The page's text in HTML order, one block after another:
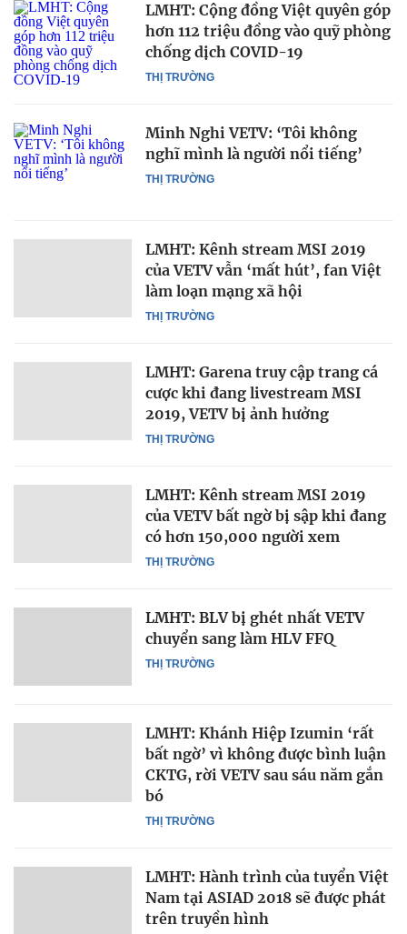
THỊ TRƯỜNG
LMHT: Cộng đồng Việt quyên góp
hơn 112 triệu đồng vào quỹ phòng
chống dịch COVID-19
THỊ TRƯỜNG
Minh Nghi VETV: ‘Tôi không
nghĩ mình là người nổi tiếng’
THỊ TRƯỜNG
LMHT: Kênh stream MSI 2019
của VETV vẫn ‘mất hút’, fan Việt
làm loạn mạng xã hội
THỊ TRƯỜNG
LMHT: Garena truy cập trang cá
cược khi đang livestream MSI
2019, VETV bị ảnh hưởng
THỊ TRƯỜNG
LMHT: Kênh stream MSI 2019
của VETV bất ngờ bị sập khi đang
có hơn 150,000 người xem
THỊ TRƯỜNG
LMHT: BLV bị ghét nhất VETV
chuyển sang làm HLV FFQ
THỊ TRƯỜNG
LMHT: Khánh Hiệp Izumin ‘rất
bất ngờ’ vì không được bình luận
CKTG, rời VETV sau sáu năm gắn
bó
LMHT: Hành trình của tuyển Việt
Nam tại ASIAD 2018 sẽ được phát
trên truyền hình